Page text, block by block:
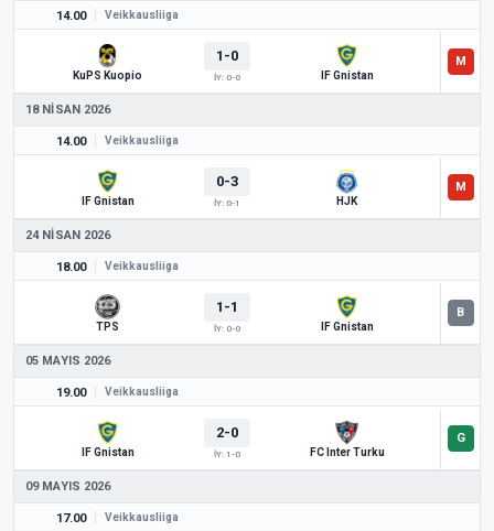
14.00 Veikkausliiga
KuPS Kuopio
1-0
İY: 0-0 IF Gnistan
18 NISAN 2026
14.00 Veikkausliiga
IF Gnistan
0-3
İY: 0-1 HJK
24 NISAN 2026
18.00 Veikkausliiga
TPS
1-1
İY: 0-0 IF Gnistan
05 MAYIS 2026
19.00 Veikkausliiga
IF Gnistan
2-0
İY: 1-0 FC Inter Turku
09 MAYIS 2026
17.00 Veikkausliiga